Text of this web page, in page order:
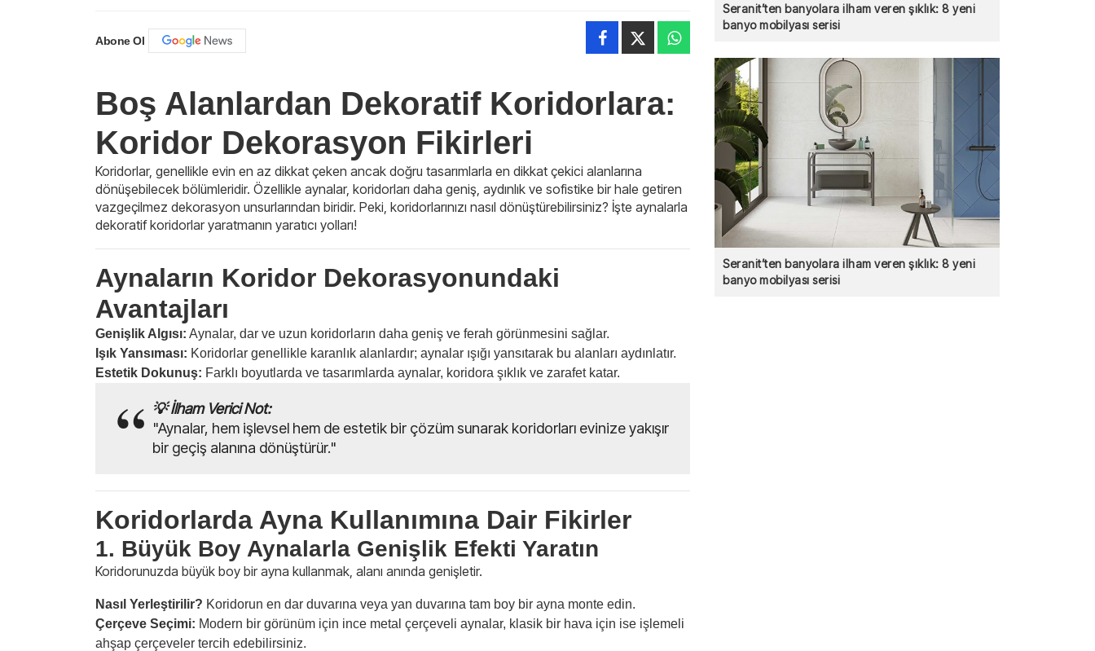
Abone Ol
Boş Alanlardan Dekoratif Koridorlara:
Koridor Dekorasyon Fikirleri
Koridorlar, genellikle evin en az dikkat çeken ancak doğru tasarımlarla en dikkat çekici alanlarına
dönüşebilecek bölümleridir. Özellikle aynalar, koridorları daha geniş, aydınlık ve sofistike bir hale getiren
vazgeçilmez dekorasyon unsurlarından biridir. Peki, koridorlarınızı nasıl dönüştürebilirsiniz? İşte aynalarla
dekoratif koridorlar yaratmanın yaratıcı yolları!
Aynaların Koridor Dekorasyonundaki
Avantajları
Genişlik Algısı: Aynalar, dar ve uzun koridorların daha geniş ve ferah görünmesini sağlar.
Işık Yansıması: Koridorlar genellikle karanlık alanlardır; aynalar ışığı yansıtarak bu alanları aydınlatır.
Estetik Dokunuş: Farklı boyutlarda ve tasarımlarda aynalar, koridora şıklık ve zarafet katar.
💡 İlham Verici Not:
"Aynalar, hem işlevsel hem de estetik bir çözüm sunarak koridorları evinize yakışır
bir geçiş alanına dönüştürür."
Koridorlarda Ayna Kullanımına Dair Fikirler
1. Büyük Boy Aynalarla Genişlik Efekti Yaratın
Koridorunuzda büyük boy bir ayna kullanmak, alanı anında genişletir.
Nasıl Yerleştirilir? Koridorun en dar duvarına veya yan duvarına tam boy bir ayna monte edin.
Çerçeve Seçimi: Modern bir görünüm için ince metal çerçeveli aynalar, klasik bir hava için ise işlemeli
ahşap çerçeveler tercih edebilirsiniz.
Seranit’ten banyolara ilham veren şıklık: 8 yeni
banyo mobilyası serisi
Seranit’ten banyolara ilham veren şıklık: 8 yeni
banyo mobilyası serisi